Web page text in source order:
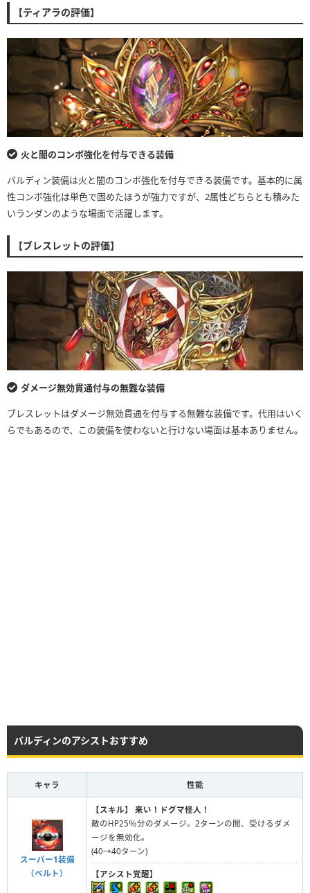
【ティアラの評価】
火と闇のコンボ強化を付与できる装備
バルディン装備は火と闇のコンボ強化を付与できる装備です。基本的に属
性コンボ強化は単色で固めたほうが強力ですが、2属性どちらとも積みた
いランダンのような場面で活躍します。
【ブレスレットの評価】
ダメージ無効貫通付与の無難な装備
ブレスレットはダメージ無効貫通を付与する無難な装備です。代用はいく
らでもあるので、この装備を使わないと行けない場面は基本ありません。
バルディンのアシストおすすめ
キャラ 性能
スーパー1装備
（ベルト）
【スキル】
来い！ドグマ怪人！
敵のHP25％分のダメージ。2ターンの間、受けるダメ
ージを無効化。
(40→40ターン)
【アシスト覚醒】